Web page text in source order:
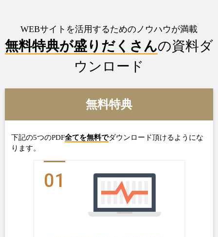
WEBサイトを活用するためのノウハウが満載
無料特典が盛りだくさんの資料ダ
ウンロード
無料特典
下記の5つのPDF全てを無料でダウンロード頂けるようにな
ります。
01